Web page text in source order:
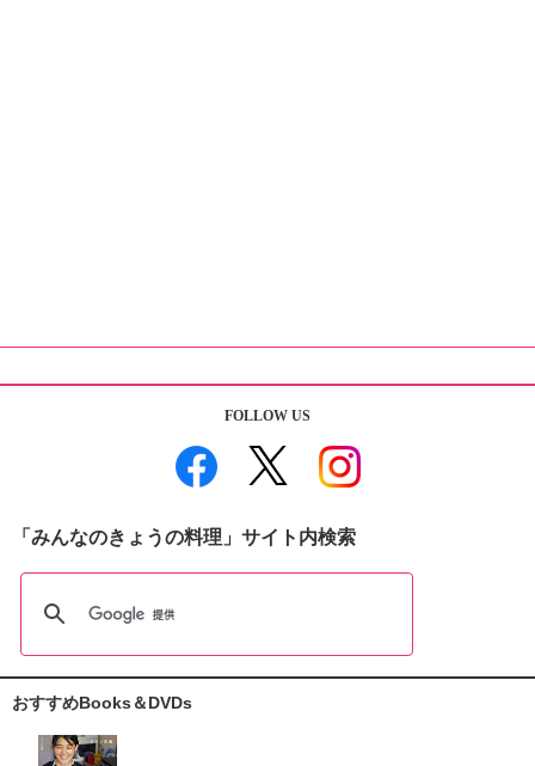
FOLLOW US
「みんなのきょうの料理」サイト内検索
おすすめBooks＆DVDs